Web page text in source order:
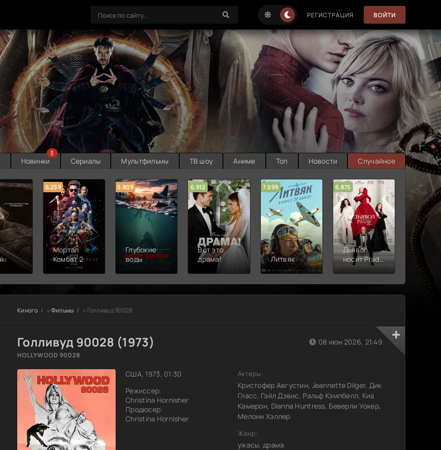
РЕГИСТРАЦИЯ ВОЙТИ
Новинки
3
Сериалы Мультфильмы ТВ шоу Аниме Топ Новости Случайное
6.259
Мортал
Комбат 2
5.809
Глубокие
воды
6.912
Вот это
драма!
7.599
Литвяк
6.875
Дьявол
носит Prada
2
6.314
Киного » Фильмы » Голливуд 90028
Голливуд 90028 (1973)
HOLLYWOOD 90028
США, 1973, 01:30
Режиссер:
Christina Hornisher
Продюсер:
Christina Hornisher
08 июн 2026, 21:49
Актеры:
Кристофер Августин, Jeannette Dilger, Дик
Гласс, Гэйл Дэвис, Ральф Кэмпбелл, Киа
Камерон, Dianna Huntress, Беверли Уокер,
Мелони Хэллер
Жанр:
ужасы, драма